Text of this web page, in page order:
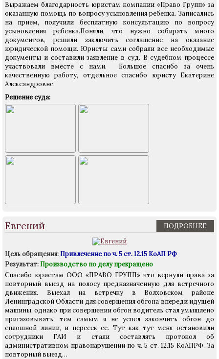
Выражаем благодарность юристам компании «Право Групп» за
оказанную помощь по вопросу усыновления ребенка. Записались
на прием, получили бесплатную консультацию по вопросу
усыновления ребенка.Поняли, что нужно собирать много
документов, решили заключить соглашение на оказание
юридической помощи. Юристы сами собрали все необходимые
документы и составили заявление в суд. В судебном процессе
участвовали вместе с нами. Большое спасибо за очень
качественную работу, отдельное спасибо юристу Екатерине
Александровне.
Решение суда:
Евгений ПОДРОБНЕЕ
Цель обращения:Привлечение по ч. 5 ст. 12.15 КоАП РФ
Результат:Производство по делу прекращено
Спасибо юристам ООО «ПРАВО ГРУПП» что вернули права за
повторный выезд на полосу предназначенную для встречного
движения. Выехал на встречку в Волховском районе
Ленинградской Области для совершения обгона впереди идущей
машины, однако при совершении обгон водитель стал умышлено
пригазовывать, тем самым я не успел закончить обгон до
сплошной линии, и пересек ее. Тут как тут меня остановили
сотрудники ГАИ и стали составлять протокол об
административном правонарушении по ч. 5 ст. 12.15 КоАПРФ. За
повторный выезд…